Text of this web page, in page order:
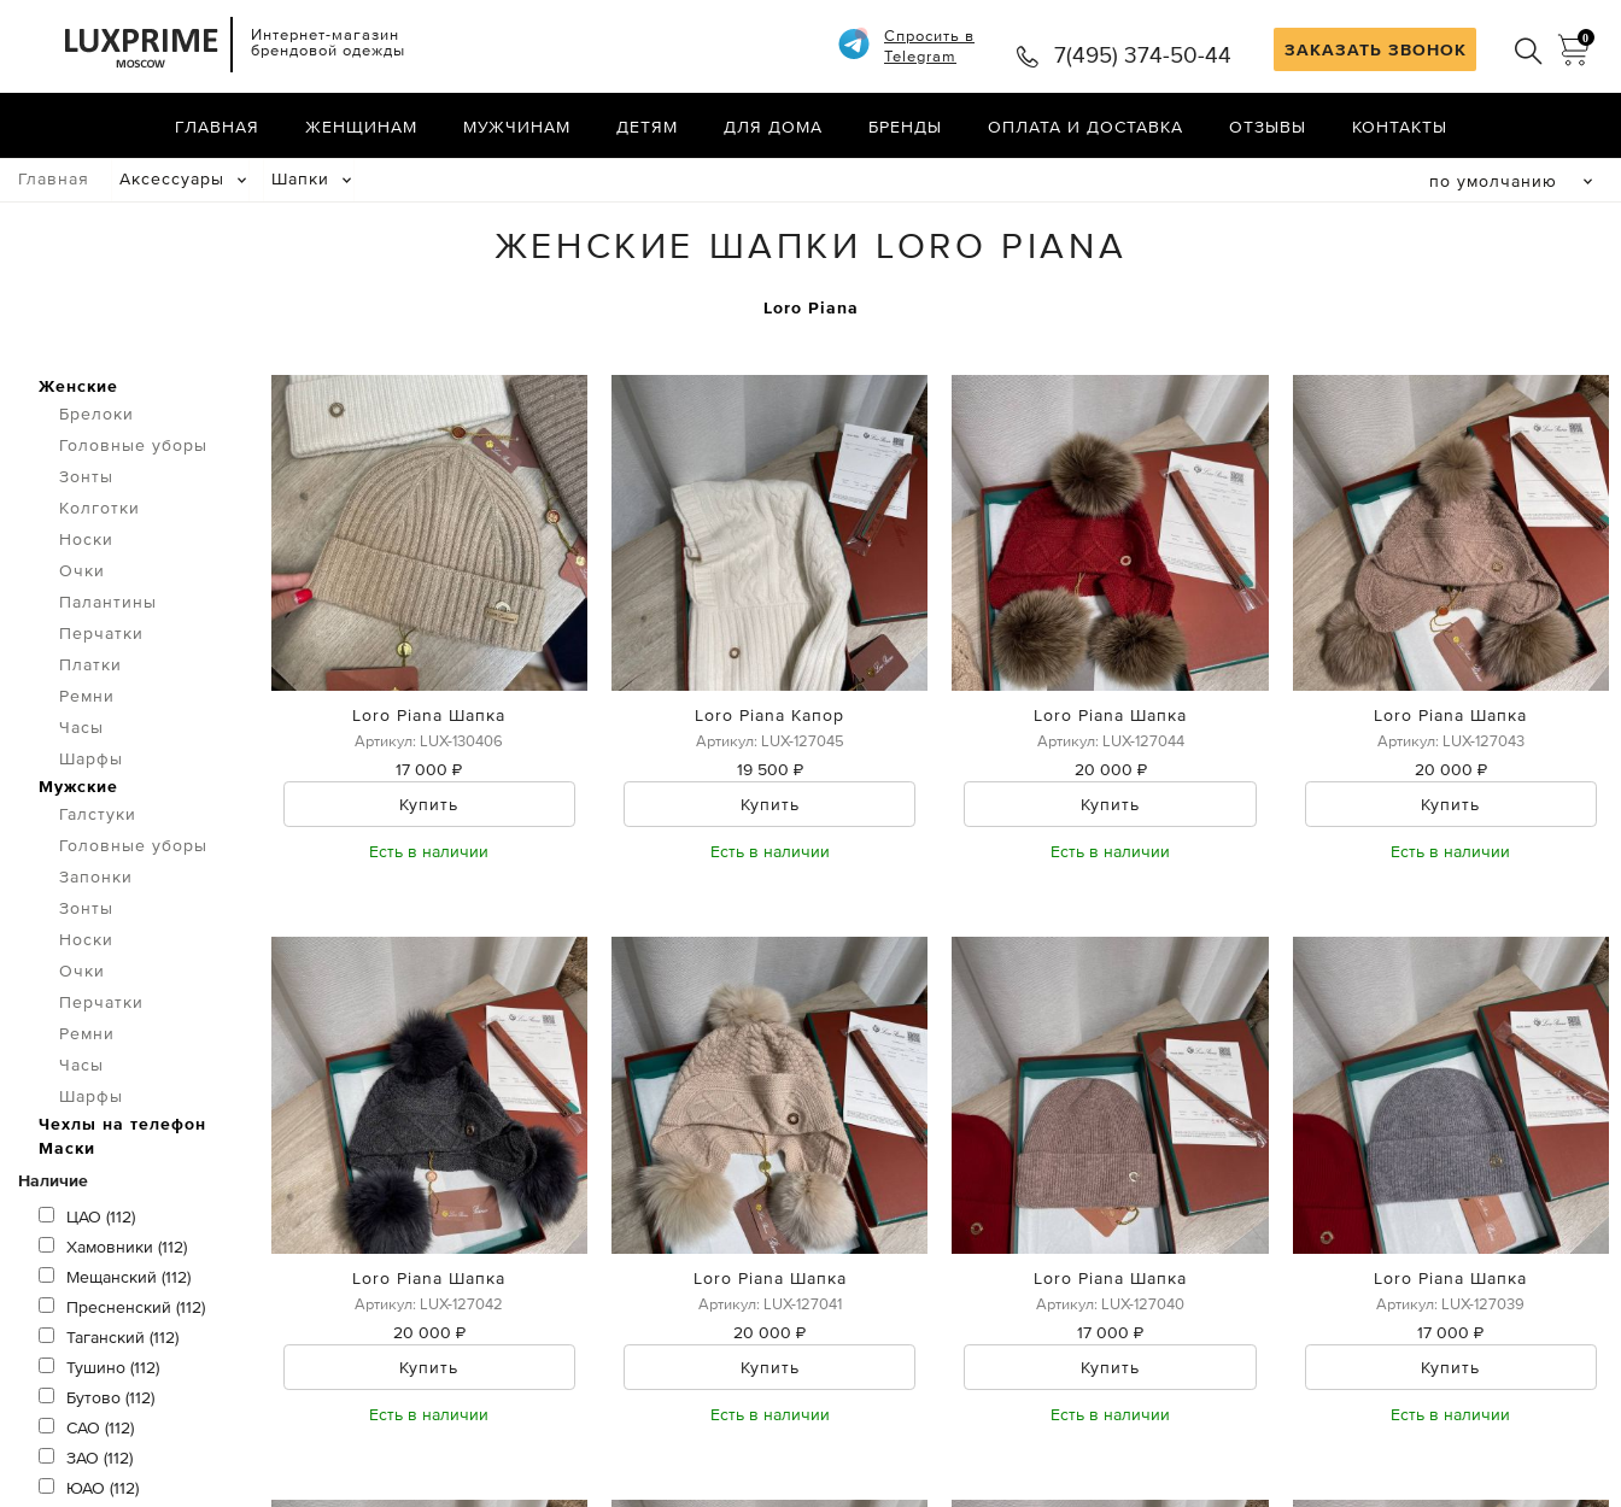
Интернет-магазин
брендовой одежды
ЗАКАЗАТЬ ЗВОНОК
0
Спросить в
Telegram
7(495) 374-50-44
ГЛАВНАЯ ЖЕНЩИНАМ МУЖЧИНАМ ДЕТЯМ ДЛЯ ДОМА БРЕНДЫ ОПЛАТА И ДОСТАВКА ОТЗЫВЫ КОНТАКТЫ
Главная Аксессуары Шапки по умолчанию
ЖЕНСКИЕ ШАПКИ LORO PIANA
Loro Piana
Женские
Брелоки
Головные уборы
Зонты
Колготки
Носки
Очки
Палантины
Перчатки
Платки
Ремни
Часы
Шарфы
Мужские
Галстуки
Головные уборы
Запонки
Зонты
Носки
Очки
Перчатки
Ремни
Часы
Шарфы
Чехлы на телефон
Маски
Наличие
ЦАО (112)
Хамовники (112)
Мещанский (112)
Пресненский (112)
Таганский (112)
Тушино (112)
Бутово (112)
САО (112)
ЗАО (112)
ЮАО (112)
Loro Piana Шапка
Артикул: LUX-130406
17 000 ₽
Купить
Есть в наличии
Loro Piana Капор
Артикул: LUX-127045
19 500 ₽
Купить
Есть в наличии
Loro Piana Шапка
Артикул: LUX-127044
20 000 ₽
Купить
Есть в наличии
Loro Piana Шапка
Артикул: LUX-127043
20 000 ₽
Купить
Есть в наличии
Loro Piana Шапка
Артикул: LUX-127042
20 000 ₽
Купить
Есть в наличии
Loro Piana Шапка
Артикул: LUX-127041
20 000 ₽
Купить
Есть в наличии
Loro Piana Шапка
Артикул: LUX-127040
17 000 ₽
Купить
Есть в наличии
Loro Piana Шапка
Артикул: LUX-127039
17 000 ₽
Купить
Есть в наличии